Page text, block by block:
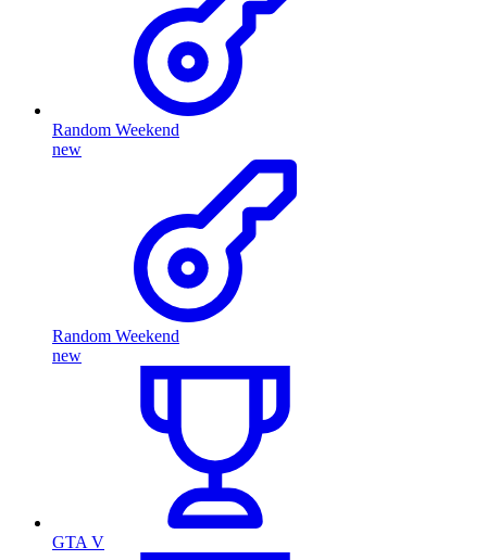
Random Weekend
new
Random Weekend
new
GTA V